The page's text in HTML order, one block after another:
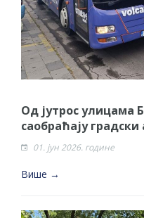
Од јутрос улицама
саобраћају градски
01. јун 2026. године
Више →